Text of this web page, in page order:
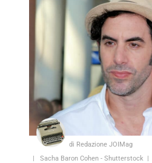
di Redazione JOIMag
Sacha Baron Cohen - Shutterstock